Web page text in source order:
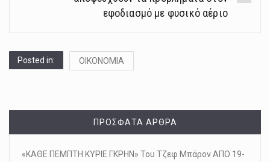
εφοδιασμό με φυσικό αέριο
Posted in: ΟΙΚΟΝΟΜΙΑ
ΠΡΌΣΦΑΤΑ ΆΡΘΡΑ
«ΚΑΘΕ ΠΕΜΠΤΗ ΚΥΡΙΕ ΓΚΡΗΝ» Του Τζεφ Μπάρον ΑΠΟ 19-